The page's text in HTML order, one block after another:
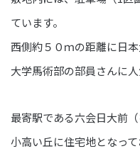
ています。
西側約５０ｍの距離に日
大学馬術部の部員さんに
最寄駅である六会日大前
小高い丘に住宅地となっ